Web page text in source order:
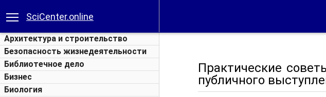
SciCenter.online
Архитектура и строительство
Безопасность жизнедеятельности
Библиотечное дело
Бизнес
Биология
Практические
публичного